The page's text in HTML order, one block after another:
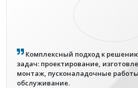
Комплексный подход к
задач: проектирование,
монтаж, пусконаладочные
обслуживание.